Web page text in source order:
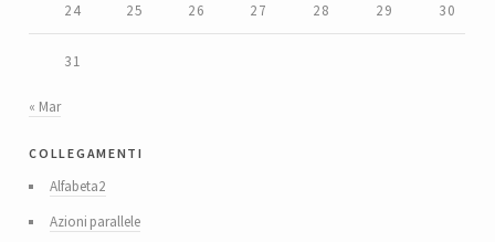
24 25 26 27 28 29 30
31
« Mar
collegamenti
Alfabeta2
Azioni parallele